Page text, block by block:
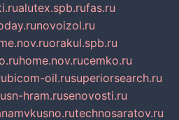
alutex.spb.rufas.ru
novoizol.ru
orakul.spb.ru
home.nov.rucemko.ru
bicom-oil.rusuperiorsearch.ru
sn-hram.rusenovosti.ru
technosaratov.ru